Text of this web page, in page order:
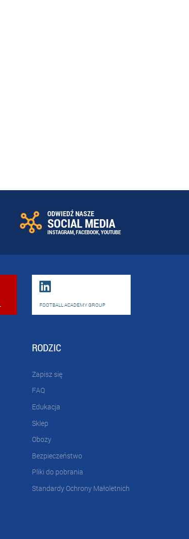
ODWIEDŹ NASZE
SOCIAL MEDIA
INSTAGRAM,FACEBOOK,YOUTUBE
FOOTBALL ACADEMY GROUP
RODZIC
Zapisz się
FAQ
Edukacja
Sklep
Obozy
Bezpieczeństwo
Pliki do pobrania
Standardy Ochrony Małoletnich